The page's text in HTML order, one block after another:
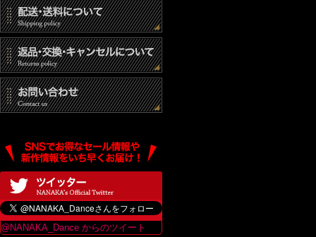
@NANAKA_Dance からのツイート